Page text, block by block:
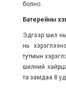
болно.
Батерейны
Эдгээр шил
нь
тутмын
шилний
та замдаа 8